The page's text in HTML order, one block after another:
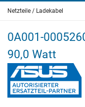
Netzteile / Ladekabel
0A001-
90,0 Watt